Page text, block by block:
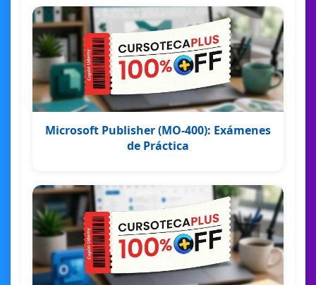
Microsoft Publisher (MO-400): Exámenes
de Práctica